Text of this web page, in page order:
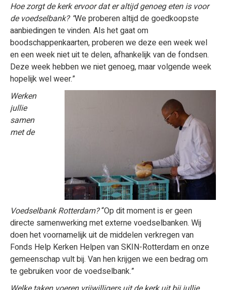
Hoe zorgt de kerk ervoor dat er altijd genoeg eten is voor
de voedselbank? “We proberen altijd de goedkoopste
aanbiedingen te vinden. Als het gaat om
boodschappenkaarten, proberen we deze een week wel
en een week niet uit te delen, afhankelijk van de fondsen.
Deze week hebben we niet genoeg, maar volgende week
hopelijk wel weer.”
Werken
jullie
samen
met de
Voedselbank Rotterdam?“Op dit moment is er geen
directe samenwerking met externe voedselbanken. Wij
doen het voornamelijk uit de middelen verkregen van
Fonds Help Kerken Helpen van SKIN-Rotterdam en onze
gemeenschap vult bij. Van hen krijgen we een bedrag om
te gebruiken voor de voedselbank.”